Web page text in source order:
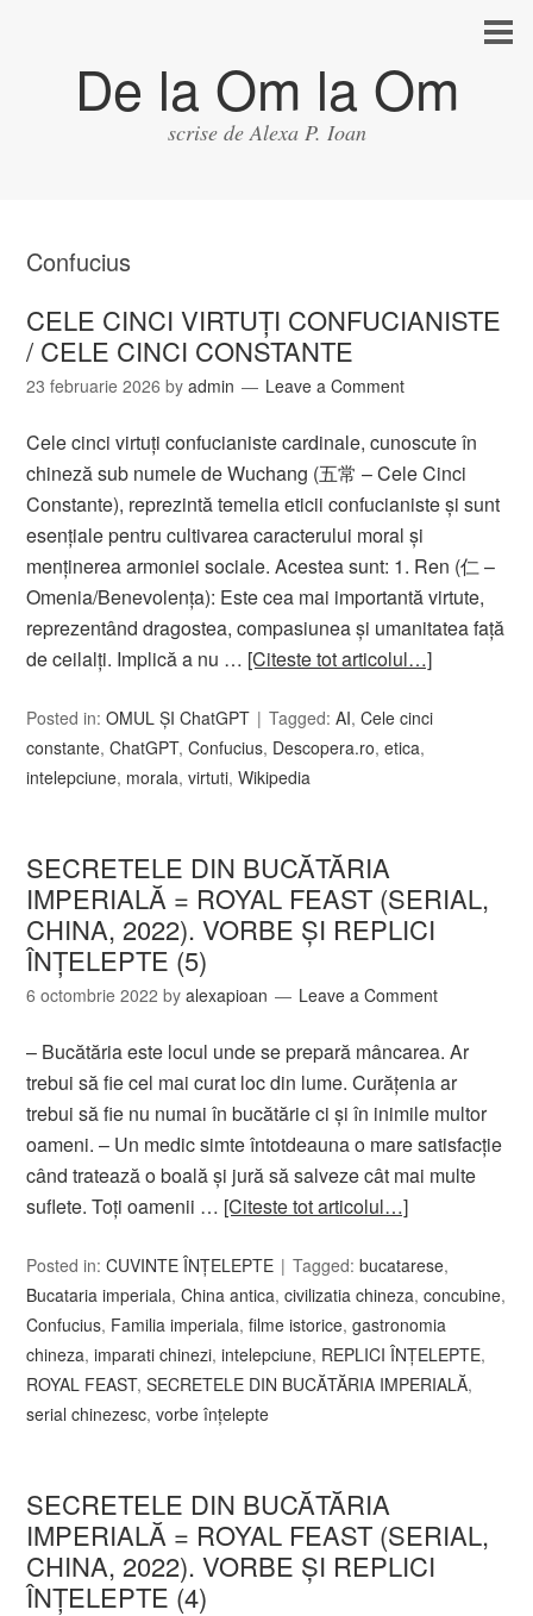
De la Om la Om
scrise de Alexa P. Ioan
Confucius
CELE CINCI VIRTUȚI CONFUCIANISTE
/ CELE CINCI CONSTANTE
23 februarie 2026 byadmin Leave a Comment
Cele cinci virtuți confucianiste cardinale, cunoscute în
chineză sub numele de Wuchang (五常 – Cele Cinci
Constante), reprezintă temelia eticii confucianiste și sunt
esențiale pentru cultivarea caracterului moral și
menținerea armoniei sociale. Acestea sunt: 1. Ren (仁 –
Omenia/Benevolența): Este cea mai importantă virtute,
reprezentând dragostea, compasiunea și umanitatea față
de ceilalți. Implică a nu … [Citeste tot articolul…]
Posted in:OMUL ȘI ChatGPT Tagged:AI,Cele cinci
constante,ChatGPT,Confucius, Descopera.ro,etica,
intelepciune, morala,virtuti,Wikipedia
SECRETELE DIN BUCĂTĂRIA
IMPERIALĂ = ROYAL FEAST (SERIAL,
CHINA, 2022). VORBE ȘI REPLICI
ÎNŢELEPTE (5)
6 octombrie 2022 byalexapioan Leave a Comment
– Bucătăria este locul unde se prepară mâncarea. Ar
trebui să fie cel mai curat loc din lume. Curăţenia ar
trebui să fie nu numai în bucătărie ci şi în inimile multor
oameni. – Un medic simte întotdeauna o mare satisfacţie
când tratează o boală şi jură să salveze cât mai multe
suflete. Toţi oamenii … [Citeste tot articolul…]
Posted in:CUVINTE ÎNȚELEPTE Tagged:bucatarese,
Bucataria imperiala,China antica,civilizatia chineza,concubine,
Confucius, Familia imperiala,filme istorice,gastronomia
chineza,imparati chinezi,intelepciune, REPLICI ÎNŢELEPTE,
ROYAL FEAST,SECRETELE DIN BUCĂTĂRIA IMPERIALĂ,
serial chinezesc,vorbe înțelepte
SECRETELE DIN BUCĂTĂRIA
IMPERIALĂ = ROYAL FEAST (SERIAL,
CHINA, 2022). VORBE ȘI REPLICI
ÎNŢELEPTE (4)